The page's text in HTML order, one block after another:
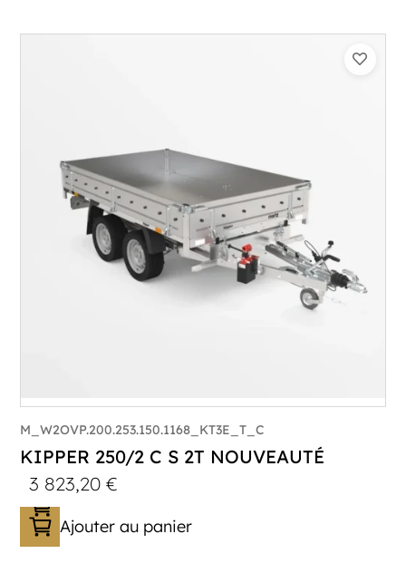
Longueur utile (mm) :2530
Plancher :Plancher en Acier
M_W2OVP.200.253.150.1168_KT3E_T_C
KIPPER 250/2 C S 2T NOUVEAUTÉ
3 823,20€
Ajouter au panier